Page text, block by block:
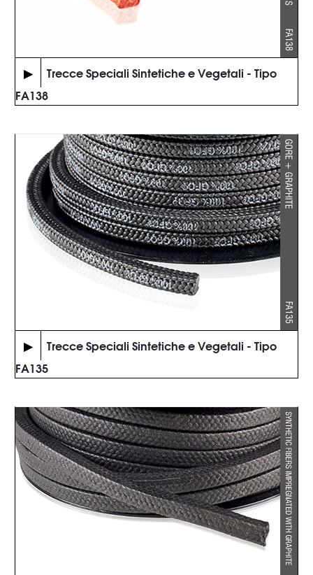
▶
Trecce Speciali Sintetiche e Vegetali - Tipo
FA138
▶
Trecce Speciali Sintetiche e Vegetali - Tipo
FA135